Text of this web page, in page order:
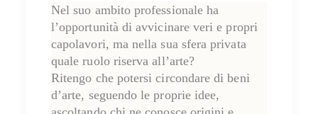
Nel suo ambito professionale ha
l’opportunità di avvicinare veri e propri
capolavori, ma nella sua sfera privata
quale ruolo riserva all’arte?
Ritengo che potersi circondare di beni
d’arte, seguendo le proprie idee,